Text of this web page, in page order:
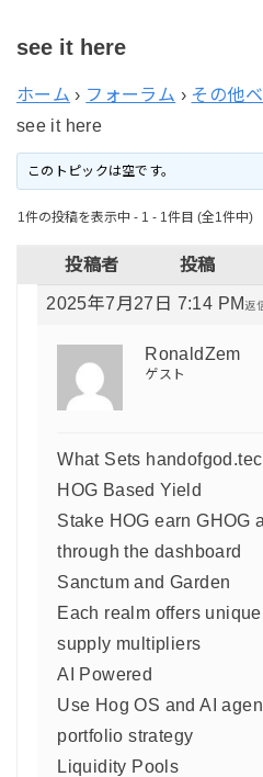
see it here
ホーム › フォーラム › その他
see it here
このトピックは空です。
1件の投稿を表示中 - 1 - 1件目 (全1件中)
投稿者 投稿
2025年7月27日 7:14 PM返
RonaldZem
ゲスト
What Sets
HOG Based Yield
Stake HOG earn GHOG
through the dashboard
Sanctum and Garden
Each realm offers
supply multipliers
AI Powered
Use Hog OS and AI
portfolio strategy
Liquidity Pools